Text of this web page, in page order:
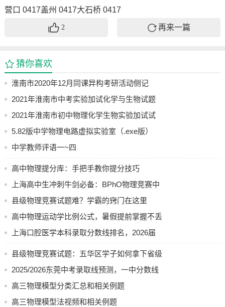
营口 0417盖州 0417大石桥 0417
2 再来一篇
猜你喜欢
淮南市2020年12月同课异构考研活动侧记
2021年淮南市中考实验加试化学与生物试题
及其视频参考
2021年淮南市初中物理化学生物实验加试试
题与评分标准
5.82版中学物理电路虚拟实验室（.exe版）
中学教师评语一~四
高中物理提分库：手把手教你提分技巧
上海高中生冲刺牛剑必备：BPhO物理竞赛中
级脱产集训
县级物理竞赛试题难？学霸的窍门在这里
高中物理运动学比例公式，暑假提前掌握不丢
分
上海口腔医学本科录取分数线排名，2026届
考生必看
县级物理竞赛试题：五华区学子如何拿下省级
一等奖？
2025/2026东莞中考录取线预测，一中分数线
参考
高三物理模型分类汇总和相关例题
高三物理模型法视频和相关例题